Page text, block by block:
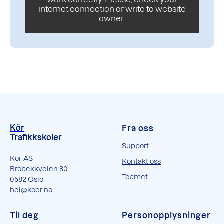
internet connection or write to website
owner.
Kör
Trafikkskoler
Kör AS
Brobekkveien 80
0582 Oslo
hei@koer.no
Fra oss
Support
Kontakt oss
Teamet
Til deg Personopplysninger